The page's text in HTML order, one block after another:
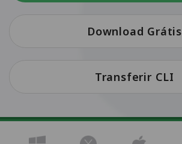
Download Grátis
Transferir CLI